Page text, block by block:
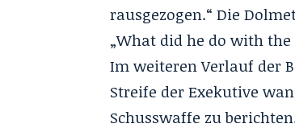
rausgezogen.“ Die
„What did he do with the
Im weiteren Verlauf der
Streife der Exekutive
Schusswaffe zu